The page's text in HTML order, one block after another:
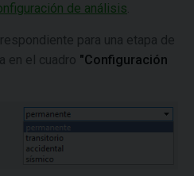
de análisis
para una etapa de
en el cuadro "Configuración